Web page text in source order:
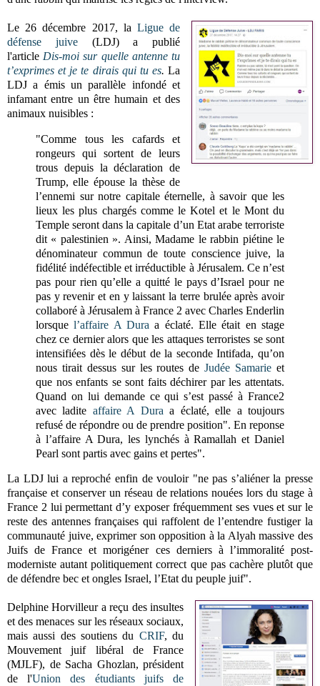
Le 26 décembre 2017, la Ligue de
défense juive(LDJ) a publié
l'article Dis-moi sur quelle antenne tu
t’exprimes et je te dirais qui tu es. La
LDJ a émis un parallèle infondé et
infamant entre un être humain et des
animaux nuisibles :
"Comme tous les cafards et
rongeurs qui sortent de leurs
trous depuis la déclaration de
Trump, elle épouse la thèse de
l’ennemi sur notre capitale éternelle, à savoir que les
lieux les plus chargés comme le Kotel et le Mont du
Temple seront dans la capitale d’un Etat arabe terroriste
dit « palestinien ». Ainsi, Madame le rabbin piétine le
dénominateur commun de toute conscience juive, la
fidélité indéfectible et irréductible à Jérusalem. Ce n’est
pas pour rien qu’elle a quitté le pays d’Israel pour ne
pas y revenir et en y laissant la terre brulée après avoir
collaboré à Jérusalem à France 2 avec Charles Enderlin
lorsquel’affaire A Dura a éclaté. Elle était en stage
chez ce dernier alors que les attaques terroristes se sont
intensifiées dès le début de la seconde Intifada, qu’on
nous tirait dessus sur les routes deJudée Samarie et
que nos enfants se sont faits déchirer par les attentats.
Quand on lui demande ce qui s’est passé à France2
avec ladite affaire A Dura a éclaté, elle a toujours
refusé de répondre ou de prendre position". En reponse
à l’affaire A Dura, les lynchés à Ramallah et Daniel
Pearl sont partis avec gains et pertes".
La LDJ lui a reproché enfin de vouloir "ne pas s’aliéner la presse
française et conserver un réseau de relations nouées lors du stage à
France 2 lui permettant d’y exposer fréquemment ses vues et sur le
reste des antennes françaises qui raffolent de l’entendre fustiger la
communauté juive, exprimer son opposition à la Alyah massive des
Juifs de France et morigéner ces derniers à l’immoralité post-
moderniste autant politiquement correct que pas cachère plutôt que
de défendre bec et ongles Israel, l’Etat du peuple juif".
Delphine Horvilleur a reçu des insultes
et des menaces sur les réseaux sociaux,
mais aussi des soutiens du CRIF, du
Mouvement juif libéral de France
(MJLF), de Sacha Ghozlan, président
de l'Union des étudiants juifs de